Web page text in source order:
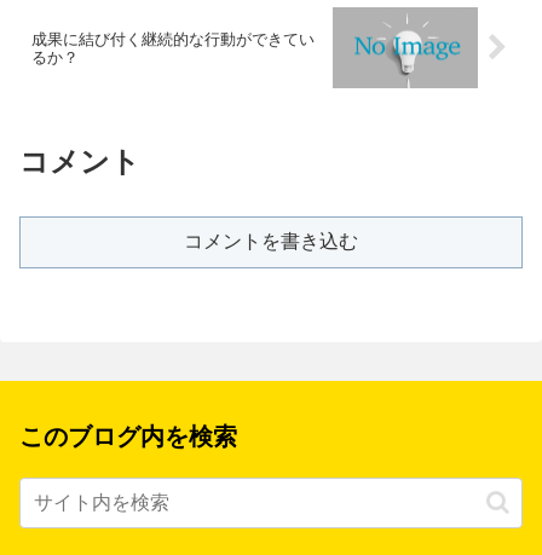
成果に結び付く継続的な行動ができてい
るか？
コメント
コメントを書き込む
このブログ内を検索